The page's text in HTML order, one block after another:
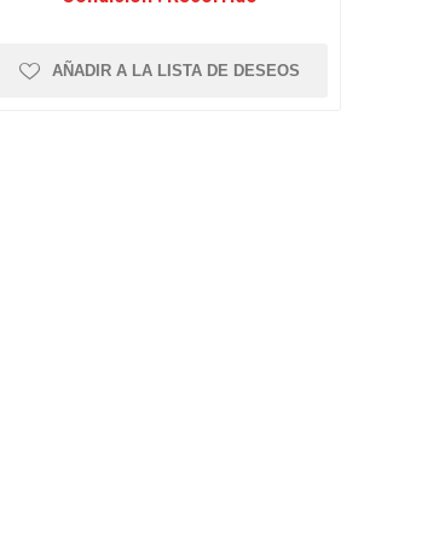
AÑADIR A LA LISTA DE DESEOS